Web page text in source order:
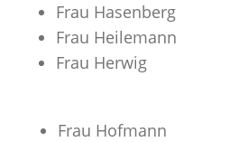
Frau Hasenberg
Frau Heilemann
Frau Herwig
Frau Hofmann